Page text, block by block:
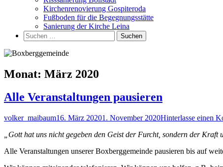
Kirchenrenovierung Gospiteroda
Fußboden für die Begegnungsstätte
Sanierung der Kirche Leina
Suchen
nach:
Monat: März 2020
Alle Veranstaltungen pausieren
Autor
volker_maibaumVeröffentlicht
16. März 20201. November 2020Hinterlasse einen
„Gott hat uns nicht gegeben den Geist der Furcht, sondern der
Alle Veranstaltungen unserer Boxberggemeinde pausieren bis auf